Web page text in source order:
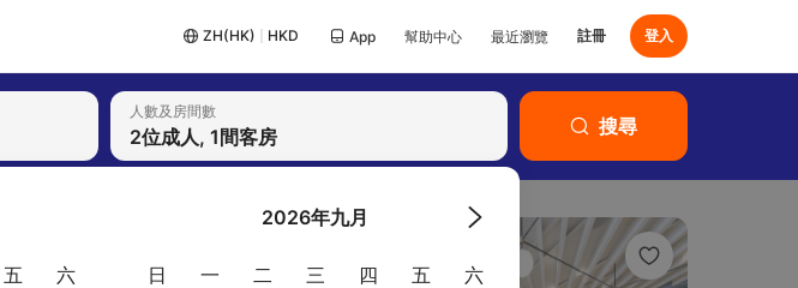
ZH(HK) HKD App 幫助中心 最近瀏覽 註冊 登入
五
六
2026年九月
日 一 二 三 四 五
六
人數及房間數
2位成人, 1間客房 搜尋